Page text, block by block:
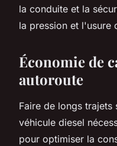
la conduite et la
la pression et l'usure
Économie de
autoroute
Faire de longs trajets
véhicule diesel
pour optimiser la